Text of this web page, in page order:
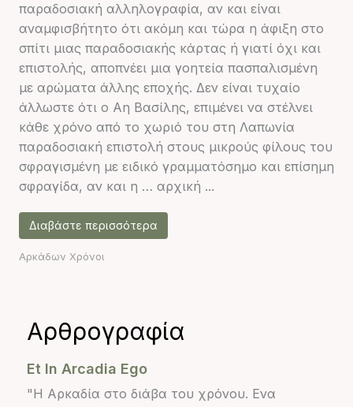
παραδοσιακή αλληλογραφία, αν και είναι
αναμφισβήτητο ότι ακόμη και τώρα η άφιξη στο
σπίτι μιας παραδοσιακής κάρτας ή γιατί όχι και
επιστολής, αποπνέει μια γοητεία πασπαλισμένη
με αρώματα άλλης εποχής. Δεν είναι τυχαίο
άλλωστε ότι ο Αη Βασίλης, επιμένει να στέλνει
κάθε χρόνο από το χωριό του στη Λαπωνία
παραδοσιακή επιστολή στους μικρούς φίλους του
σφραγισμένη με ειδικό γραμματόσημο και επίσημη
σφραγίδα, αν και η … αρχική ...
Διαβάστε περισσότερα
Αρκάδων Χρόνοι
Αρθρογραφία
Et In Arcadia Ego
"Η Αρκαδία στο διάβα του χρόνου. Ενα